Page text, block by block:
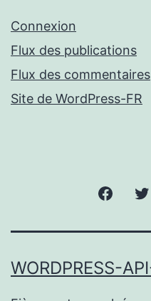
Connexion
Flux des publications
Flux des commentaires
Site de WordPress-FR
WORDPRESS-